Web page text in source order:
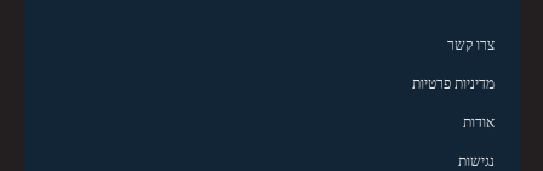
צרו קשר
מדיניות פרטיות
אודות
נגישות